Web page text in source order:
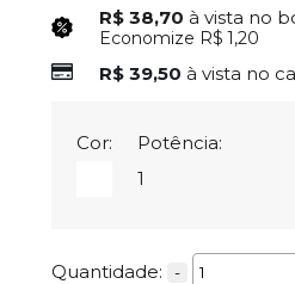
R$ 38,70 à vista no
Economize R$ 1,20
R$ 39,50 à vista no
Cor:
Potência:
1
Quantidade: -